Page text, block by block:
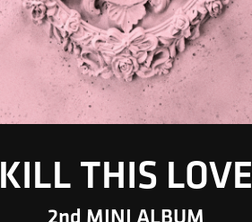
KILL THIS LOVE
2nd MINI ALBUM